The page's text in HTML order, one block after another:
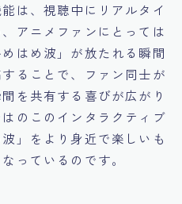
は、視聴中にリアルタイ
アニメファンにとっては
はめ波」が放たれる瞬間
ることで、ファン同士が
を共有する喜びが広がり
のこのインタラクティブ
」をより身近で楽しいも
っているのです。